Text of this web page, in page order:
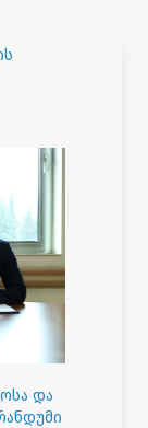
და